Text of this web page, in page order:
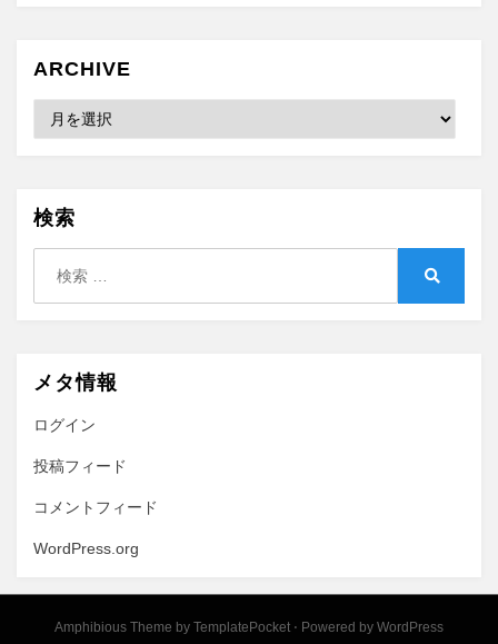
ARCHIVE
Archive
検索
メタ情報
ログイン
投稿フィード
コメントフィード
WordPress.org
Amphibious Theme by TemplatePocket ⋅ Powered by WordPress